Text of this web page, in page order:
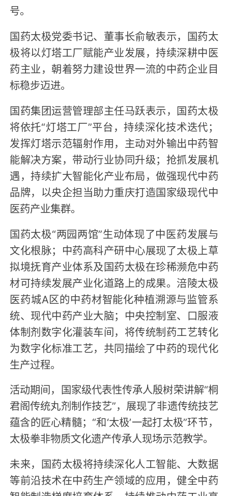
号。
国药太极党委书记、董事长俞敏表示，国药太
极将以灯塔工厂赋能产业发展，持续深耕中医
药主业，朝着努力建设世界一流的中药企业目
标稳步迈进。
国药集团运营管理部主任马跃表示，国药太极
将依托“灯塔工厂”平台，持续深化技术迭代；
发挥灯塔示范辐射作用，主动对外输出中药智
能解决方案，带动行业协同升级；抢抓发展机
遇，持续扩大智能化产业布局，做强现代中药
品牌，以央企担当助力重庆打造国家级现代中
医药产业集群。
国药太极“两园两馆”生动体现了中医药发展与
文化根脉；中药高科产研中心展现了太极上草
拟境抚育产业体系及国药太极在珍稀濒危中药
材可持续发展产业化道路上的成果。涪陵太极
医药城A区的中药材智能化种植溯源与监管系
统、现代中药产业大脑；中央控制室、口服液
体制剂数字化灌装车间，将传统制药工艺转化
为数字化标准工艺，共同描绘了中药的现代化
生产过程。
活动期间，国家级代表性传承人殷树荣讲解“桐
君阁传统丸剂制作技艺”，展现了非遗传统技艺
蕴含的匠心精髓；“和‘太极’一起打太极”环节，
太极拳非物质文化遗产传承人现场示范教学。
未来，国药太极将持续深化人工智能、大数据
等前沿技术在中药生产领域的应用，健全中药